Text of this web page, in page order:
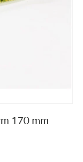
170 mm